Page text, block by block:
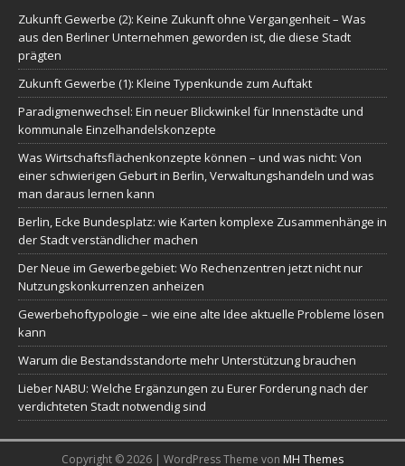
Zukunft Gewerbe (2): Keine Zukunft ohne Vergangenheit – Was
aus den Berliner Unternehmen geworden ist, die diese Stadt
prägten
Zukunft Gewerbe (1): Kleine Typenkunde zum Auftakt
Paradigmenwechsel: Ein neuer Blickwinkel für Innenstädte und
kommunale Einzelhandelskonzepte
Was Wirtschaftsflächenkonzepte können – und was nicht: Von
einer schwierigen Geburt in Berlin, Verwaltungshandeln und was
man daraus lernen kann
Berlin, Ecke Bundesplatz: wie Karten komplexe Zusammenhänge in
der Stadt verständlicher machen
Der Neue im Gewerbegebiet: Wo Rechenzentren jetzt nicht nur
Nutzungskonkurrenzen anheizen
Gewerbehoftypologie – wie eine alte Idee aktuelle Probleme lösen
kann
Warum die Bestandsstandorte mehr Unterstützung brauchen
Lieber NABU: Welche Ergänzungen zu Eurer Forderung nach der
verdichteten Stadt notwendig sind
Copyright © 2026 | WordPress Theme von MH Themes